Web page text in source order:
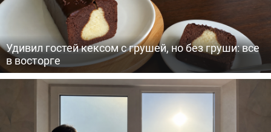
Удивил гостей кексом с грушей, но без груши: все
в восторге